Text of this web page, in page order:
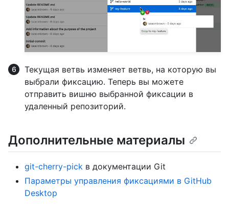
Текущая ветвь изменяет ветвь, на которую вы
выбрали фиксацию. Теперь вы можете
отправить вишню выбранной фиксации в
удаленный репозиторий.
Дополнительные материалы
git-cherry-pick в документации Git
Параметры управления фиксациями в GitHub
Desktop